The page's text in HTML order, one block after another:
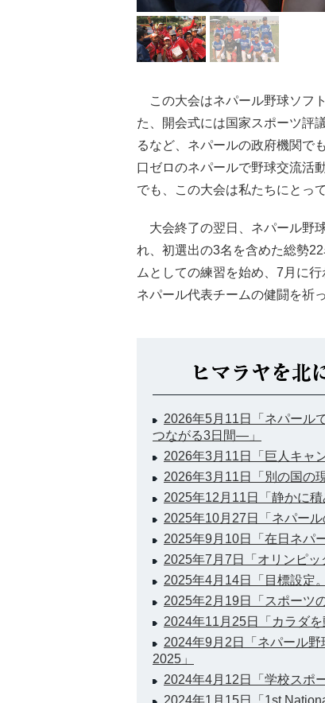
この大会はネパール野球ソフ
た、開会式には国家スポーツ評
るなど、ネパールの政府機関で
口ゼロのネパールで野球交流活
でも、この大会は私たちにとっ
大会終了の翌日、ネパール野
れ、初選出の3名を含めた総勢
ムとしての練習を始め、7月に
ネパール代表チームの健闘を祈
2026年5月11日「ネパール
つながる3日間―」
2026年3月11日「巨人キャ
2026年3月11日「別の国の
2025年12月11日「静かに積
2025年10月27日「ネパー
2025年9月10日「在日ネパ
2025年7月7日「オリンピッ
2025年4月14日「目標設定
2025年2月19日「スポーツ
2024年11月25日「カラダ
2024年9月2日「ネパール
2025」
2024年4月12日「学校スポ
2024年1月15日「1st